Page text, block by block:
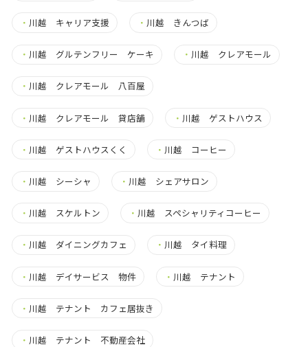
・ 川越 キャリア支援 ・ 川越 きんつば
・ 川越 グルテンフリー ケーキ ・ 川越 クレアモール
・ 川越 クレアモール 八百屋
・ 川越 クレアモール 貸店舗 ・ 川越 ゲストハウス
・ 川越 ゲストハウスくく ・ 川越 コーヒー
・ 川越 シーシャ ・ 川越 シェアサロン
・ 川越 スケルトン ・ 川越 スペシャリティコーヒー
・ 川越 ダイニングカフェ ・ 川越 タイ料理
・ 川越 デイサービス 物件 ・ 川越 テナント
・ 川越 テナント カフェ居抜き
・ 川越 テナント 不動産会社